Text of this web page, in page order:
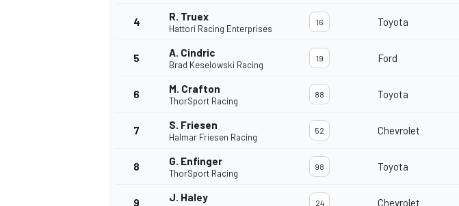
4 R. Truex
Hattori Racing Enterprises
16 Toyota
5 A. Cindric
Brad Keselowski Racing
19 Ford
6 M. Crafton
ThorSport Racing
88 Toyota
7 S. Friesen
Halmar Friesen Racing
52 Chevrolet
8 G. Enfinger
ThorSport Racing
98 Toyota
9 J. Haley 24 Chevrolet